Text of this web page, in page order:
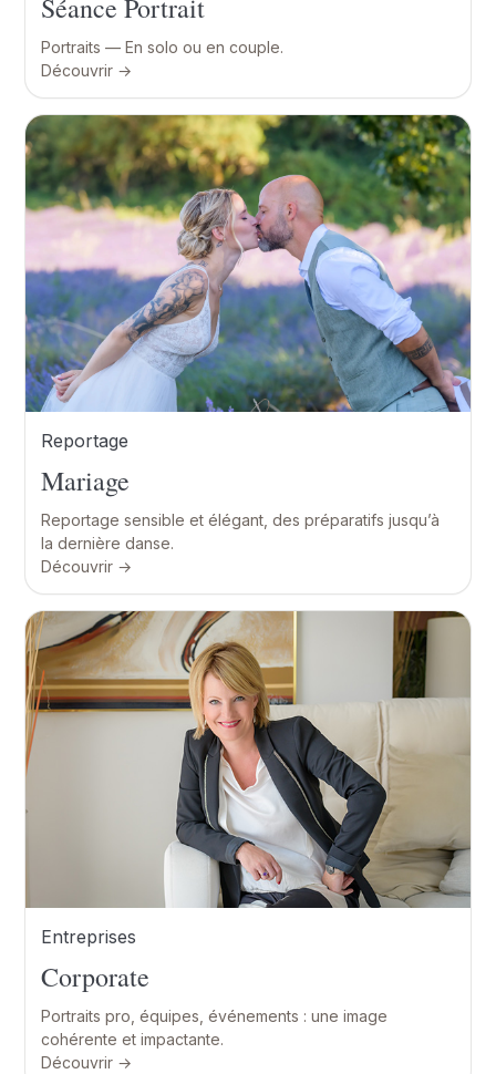
Séance Portrait
Portraits — En solo ou en couple.
Découvrir →
Reportage
Mariage
Reportage sensible et élégant, des préparatifs jusqu’à
la dernière danse.
Découvrir →
Entreprises
Corporate
Portraits pro, équipes, événements : une image
cohérente et impactante.
Découvrir →